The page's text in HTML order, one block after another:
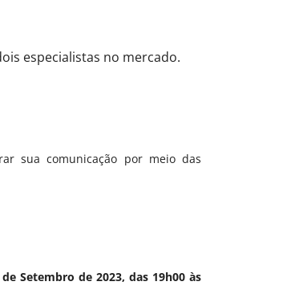
especialistas no mercado.
sua comunicação por meio das
Setembro de 2023, das 19h00 às